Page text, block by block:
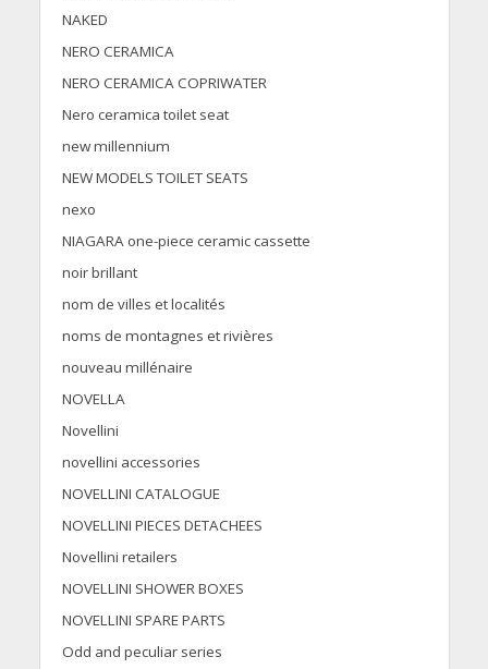
NAKED
NERO CERAMICA
NERO CERAMICA COPRIWATER
Nero ceramica toilet seat
new millennium
NEW MODELS TOILET SEATS
nexo
NIAGARA one-piece ceramic cassette
noir brillant
nom de villes et localités
noms de montagnes et rivières
nouveau millénaire
NOVELLA
Novellini
novellini accessories
NOVELLINI CATALOGUE
NOVELLINI PIECES DETACHEES
Novellini retailers
NOVELLINI SHOWER BOXES
NOVELLINI SPARE PARTS
Odd and peculiar series